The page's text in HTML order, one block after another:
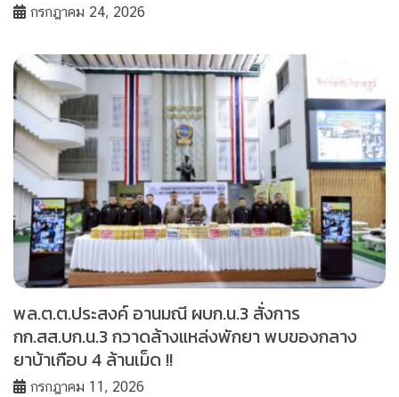
กรกฎาคม 24, 2026
พล.ต.ต.ประสงค์ อานมณี ผบก.น.3 สั่งการ
กก.สส.บก.น.3 กวาดล้างแหล่งพักยา พบของกลาง
ยาบ้าเกือบ 4 ล้านเม็ด !!
กรกฎาคม 11, 2026